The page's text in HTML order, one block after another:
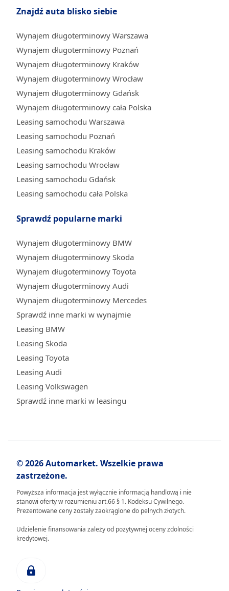
Znajdź auta blisko siebie
Wynajem długoterminowy Warszawa
Wynajem długoterminowy Poznań
Wynajem długoterminowy Kraków
Wynajem długoterminowy Wrocław
Wynajem długoterminowy Gdańsk
Wynajem długoterminowy cała Polska
Leasing samochodu Warszawa
Leasing samochodu Poznań
Leasing samochodu Kraków
Leasing samochodu Wrocław
Leasing samochodu Gdańsk
Leasing samochodu cała Polska
Sprawdź popularne marki
Wynajem długoterminowy BMW
Wynajem długoterminowy Skoda
Wynajem długoterminowy Toyota
Wynajem długoterminowy Audi
Wynajem długoterminowy Mercedes
Sprawdź inne marki w wynajmie
Leasing BMW
Leasing Skoda
Leasing Toyota
Leasing Audi
Leasing Volkswagen
Sprawdź inne marki w leasingu
© 2026 Automarket. Wszelkie prawa
zastrzeżone.
Powyższa informacja jest wyłącznie informacją handlową i nie
stanowi oferty w rozumieniu art.66 § 1. Kodeksu Cywilnego.
Prezentowane ceny zostały zaokrąglone do pełnych złotych.
Udzielenie finansowania zależy od pozytywnej oceny zdolności
kredytowej.